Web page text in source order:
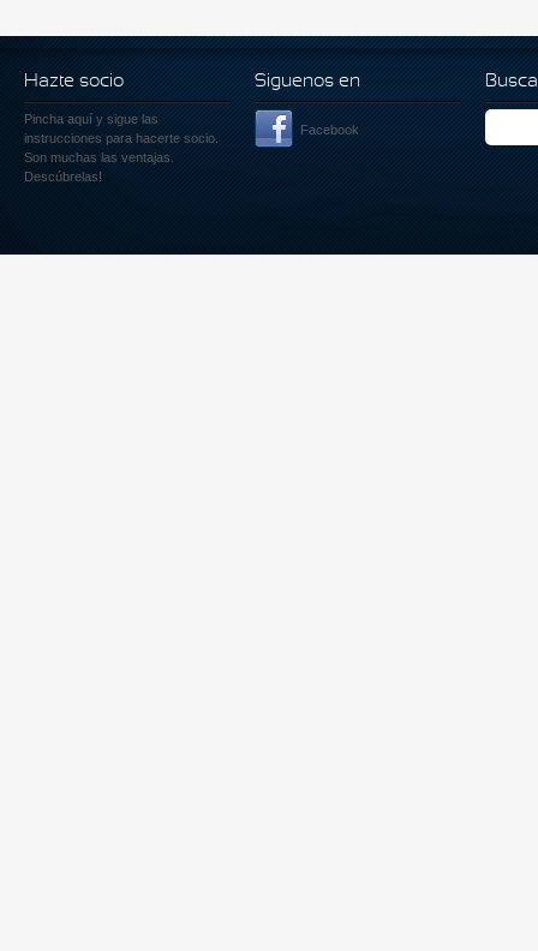
Hazte socio
Pincha aquí y sigue las
instrucciones para hacerte socio.
Son muchas las ventajas.
Descúbrelas!
Siguenos en
Facebook